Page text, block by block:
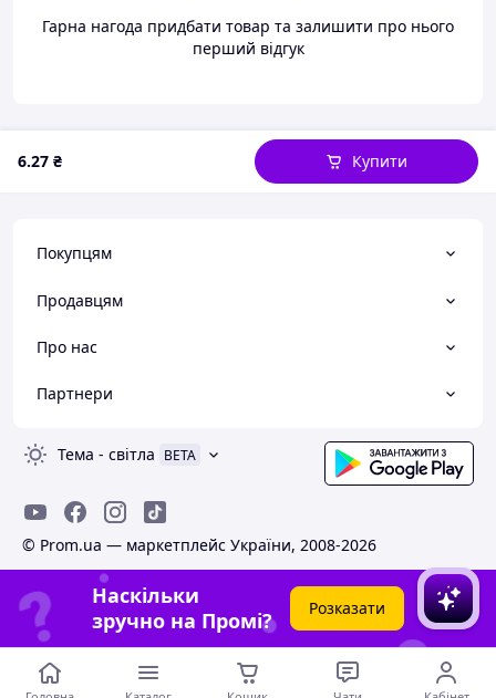
Гарна нагода придбати товар та залишити про нього
перший відгук
6.27 ₴ Купити
Покупцям
Продавцям
Про нас
Партнери
Тема - світла BETA
© Prom.ua — маркетплейс України, 2008-2026
Наскільки
зручно на Промі?
Розказати